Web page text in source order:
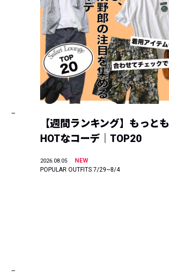
【週間ランキング】もっとも
HOTなコーデ｜TOP20
2026.08.05
NEW
POPULAR OUTFITS 7/29~8/4